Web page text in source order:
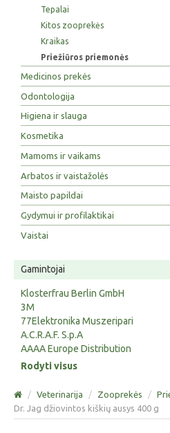
Tepalai
Kitos zooprekės
Kraikas
Priežiūros priemonės
Medicinos prekės
Odontologija
Higiena ir slauga
Kosmetika
Mamoms ir vaikams
Arbatos ir vaistažolės
Maisto papildai
Gydymui ir profilaktikai
Vaistai
Gamintojai
Klosterfrau Berlin GmbH
3M
77Elektronika Muszeripari
A.C.R.A.F. S.p.A
AAAA Europe Distribution
Rodyti visus
/ Veterinarija / Zooprekės /
Dr. Jag džiovintos kiškių ausys 400 g